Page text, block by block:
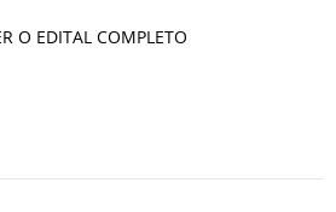
O EDITAL COMPLETO